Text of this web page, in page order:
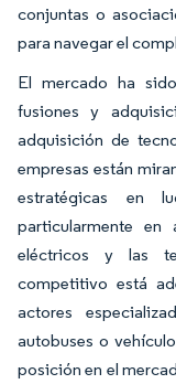
conjuntas o
para navegar el
El mercado ha
fusiones y
adquisición de
empresas están
estratégicas en
particularmente en
eléctricos y las
competitivo está
actores
autobuses o
posición en el